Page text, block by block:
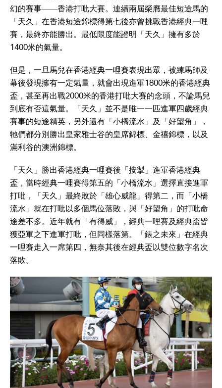
幻的賽事——香港打吡大賽。連續兩屆榮膺最佳短途馬的
「天久」在香港短途錦標得第七後亦曾挑戰香港經典一哩
賽，最終亦能勝出。最低限度能證明「天久」擁有多於
1400米的氣量。
但是，一旦馬兒在香港經典一哩賽表現出眾，被練馬師及
幕後發現擁有一定氣量，就會出現進軍1800米的香港經典
盃，甚至再出戰2000米的香港打吡大賽的念頭，不論馬兒
到底有否這氣量。「天久」並不是唯一一匹進軍四歲經典
賽事的短途精英，另外還有「小橋流水」及「好望角」，
牠們都分別勝出皇家雅士谷的皇席錦標、金禧錦標，以及
滿利谷的澳洲錦標。
「天久」勝出香港經典一哩賽後「按掣」進軍香港經典
盃，當時經典一哩賽得第五的「小橋流水」選擇直接進軍
打吡，「天久」最終敗於「雄心威龍」得第二，而「小橋
流水」就在打吡以多個馬位落敗，與「好望角」的打吡命
途差不多。近年就有「有得威」，經典一哩賽及經典盃皆
獲亞軍之下進軍打吡，但同樣落第。「錶之未來」在經典
一哩賽走入一席第四，無奈其後在經典盃以雙位數字名次
落敗。